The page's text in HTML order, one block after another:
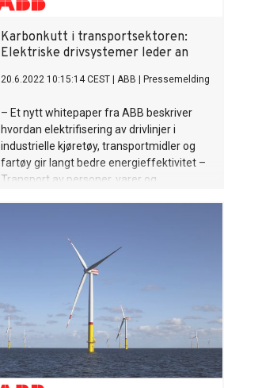
Karbonkutt i transportsektoren:
Elektriske drivsystemer leder an
20.6.2022 10:15:14 CEST ABB Pressemelding
– Et nytt whitepaper fra ABB beskriver
hvordan elektrifisering av drivlinjer i
industrielle kjøretøy, transportmidler og
fartøy gir langt bedre energieffektivitet –
Transport av personer, varer og
95 prosent mens dieselmotorer kun
oppnår 45 prosent under optimale